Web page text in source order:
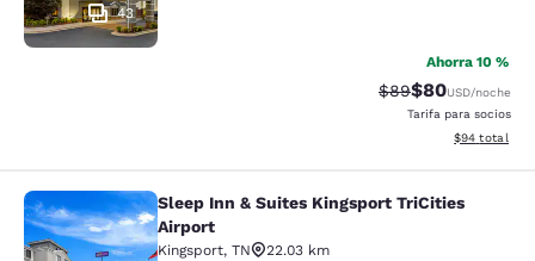
43
Ahorra 10 %
Precio tachado:
$89Precio con
$80USD/noche
Tarifa para socios
Ver detalles
$94 total
Sleep Inn & Suites Kingsport
Sleep Inn & Suites Kingsport TriCities
Airport
Kingsport, TN
22.03 km